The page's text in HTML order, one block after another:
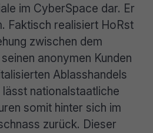
im CyberSpace dar. Er
Faktisch realisiert HoRst
zwischen dem
anonymen Kunden
Ablasshandels
nationalstaatliche
somit hinter sich im
zurück. Dieser